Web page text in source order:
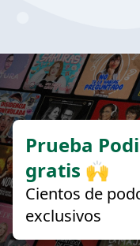
Prueba
gratis 🙌
Cientos de
exclusivos